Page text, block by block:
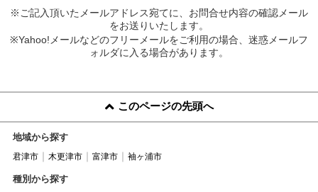
※ご記入頂いたメールアドレス宛てに、お問合せ内容の確認メール
をお送りいたします。
※Yahoo!メールなどのフリーメールをご利用の場合、迷惑メールフ
ォルダに入る場合があります。
このページの先頭へ
地域から探す
君津市 木更津市 富津市 袖ヶ浦市
種別から探す